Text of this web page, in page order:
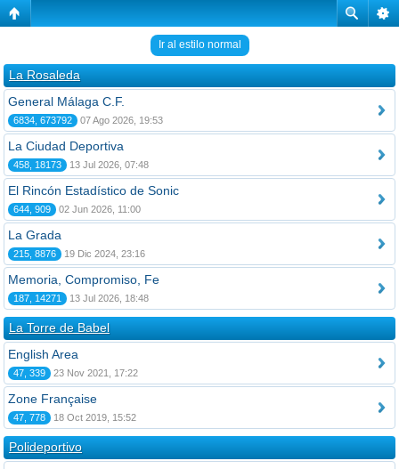
Ir al estilo normal
La Rosaleda
General Málaga C.F.
6834, 673792 07 Ago 2026, 19:53
La Ciudad Deportiva
458, 18173 13 Jul 2026, 07:48
El Rincón Estadístico de Sonic
644, 909 02 Jun 2026, 11:00
La Grada
215, 8876 19 Dic 2024, 23:16
Memoria, Compromiso, Fe
187, 14271 13 Jul 2026, 18:48
La Torre de Babel
English Area
47, 339 23 Nov 2021, 17:22
Zone Française
47, 778 18 Oct 2019, 15:52
Polideportivo